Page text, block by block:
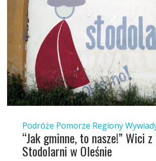
Podróże Pomorze Regiony
“Jak gminne, to nasze!” Wici
Stodolarni w Oleśnie